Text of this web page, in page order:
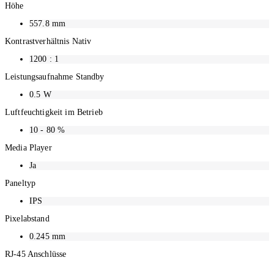
Höhe
557.8 mm
Kontrastverhältnis Nativ
1200 : 1
Leistungsaufnahme Standby
0.5 W
Luftfeuchtigkeit im Betrieb
10 - 80%
Media Player
Ja
Paneltyp
IPS
Pixelabstand
0.245 mm
RJ-45 Anschlüsse